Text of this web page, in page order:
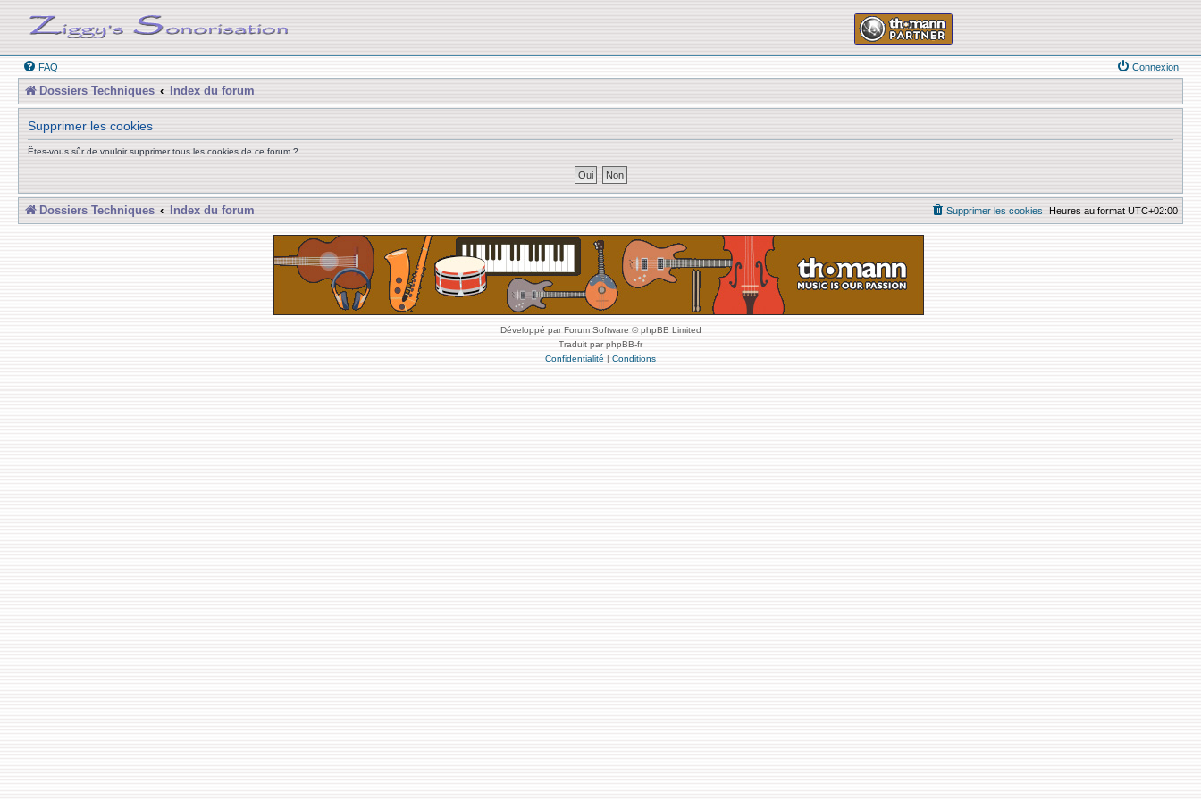
FAQ Connexion
Dossiers Techniques Index du forum
Supprimer les cookies
Êtes-vous sûr de vouloir supprimer tous les cookies de ce forum ?
Dossiers Techniques Index du forum Heures au format UTC+02:00
Supprimer les cookies
Développé par Forum Software © phpBB Limited
Traduit par phpBB-fr
Confidentialité | Conditions